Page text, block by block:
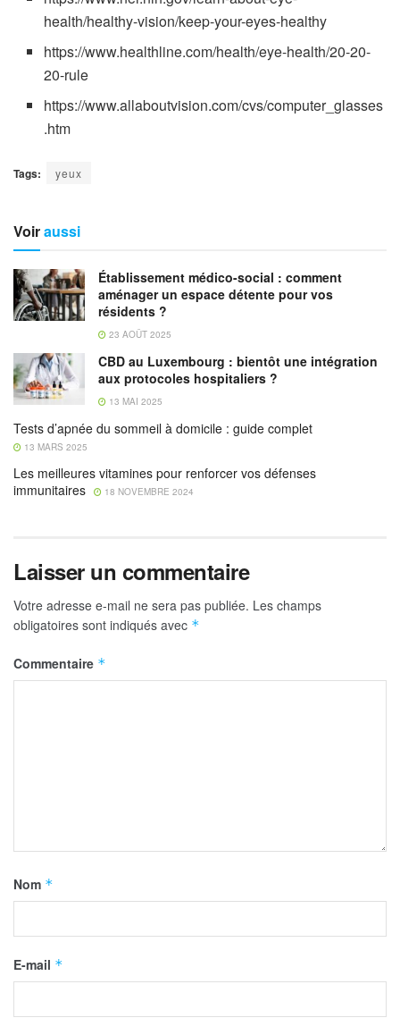
health/healthy-vision/keep-your-eyes-healthy
https://www.healthline.com/health/eye-health/20-20-
20-rule
https://www.allaboutvision.com/cvs/computer_glasses
.htm
Tags: yeux
Voiraussi
Établissement médico-social : comment
aménager un espace détente pour vos
résidents ?
23 AOÛT 2025
CBD au Luxembourg : bientôt une intégration
aux protocoles hospitaliers ?
13 MAI 2025
Tests d’apnée du sommeil à domicile : guide complet
13 MARS 2025
Les meilleures vitamines pour renforcer vos défenses
immunitaires
18 NOVEMBRE 2024
Laisser un commentaire
Votre adresse e-mail ne sera pas publiée. Les champs
obligatoires sont indiqués avec *
Commentaire *
Nom *
E-mail *